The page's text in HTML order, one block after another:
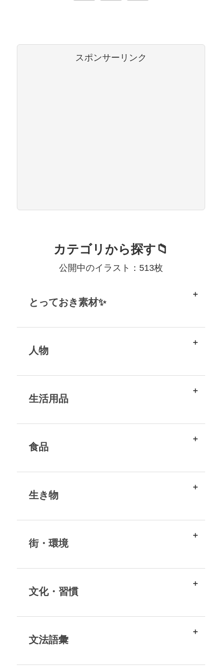
スポンサーリンク
カテゴリから探す📁
公開中のイラスト：513枚
とっておき素材✨
人物
生活用品
食品
生き物
街・環境
文化・習慣
文法語彙